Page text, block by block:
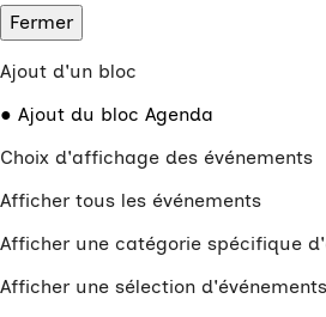
Fermer
Ajout d'un bloc
Ajout du bloc Agenda
Choix d'affichage des événements
Afficher tous les événements
Afficher une catégorie spécifique
Afficher une sélection d'événements